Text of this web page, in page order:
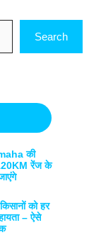
Search
की
रेंज के
को हर
– ऐसे